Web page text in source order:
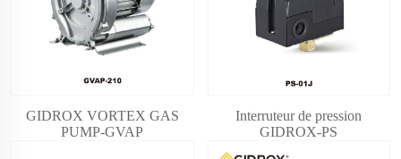
GIDROX VORTEX GAS
PUMP-GVAP
Interruteur de pression
GIDROX-PS